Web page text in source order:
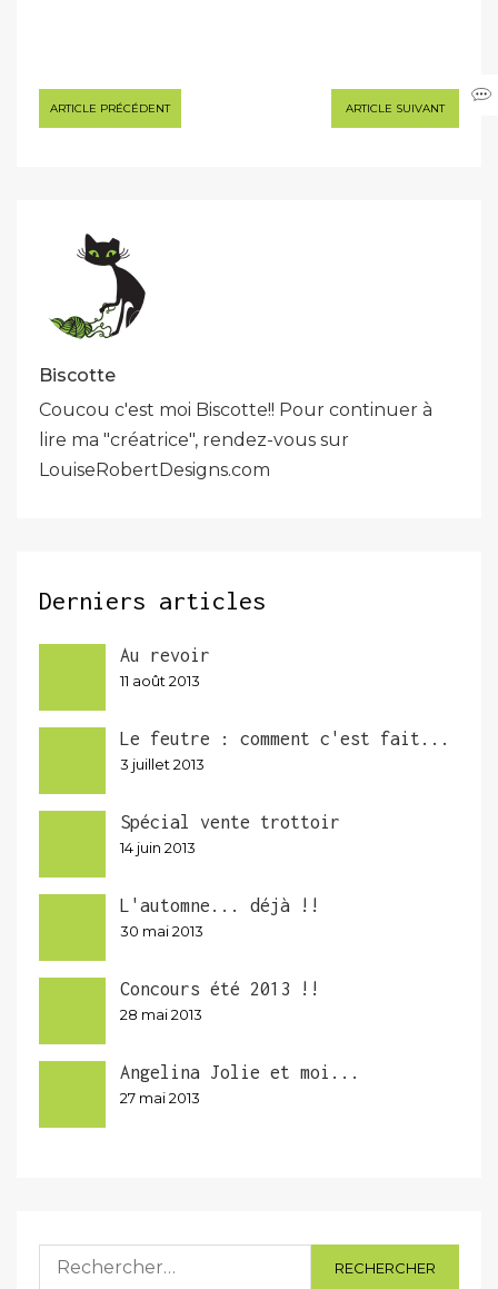
Navigation
de
ARTICLE PRÉCÉDENT ARTICLE SUIVANT
Biscotte
Coucou c'est moi Biscotte!! Pour continuer à
lire ma "créatrice", rendez-vous sur
LouiseRobertDesigns.com
Derniers articles
Au revoir
11 août 2013
Le feutre : comment c'est fait...
3 juillet 2013
Spécial vente trottoir
14 juin 2013
L'automne... déjà !!
30 mai 2013
Concours été 2013 !!
28 mai 2013
Angelina Jolie et moi...
27 mai 2013
Rechercher :